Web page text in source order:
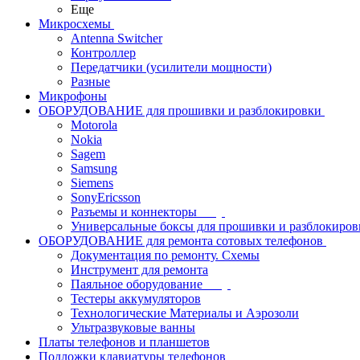
Еще
Микросхемы
Antenna Switcher
Контроллер
Передатчики (усилители мощности)
Разные
Микрофоны
ОБОРУДОВАНИЕ для прошивки и разблокировки
Motorola
Nokia
Sagem
Samsung
Siemens
SonyEricsson
Разъемы и коннекторы
Универсальные боксы для прошивки и
ОБОРУДОВАНИЕ для ремонта сотовых телефонов
Документация по ремонту. Схемы
Инструмент для ремонта
Паяльное оборудование
Тестеры аккумуляторов
Технологические Материалы и Аэрозоли
Ультразвуковые ванны
Платы телефонов и планшетов
Подложки клавиатуры телефонов